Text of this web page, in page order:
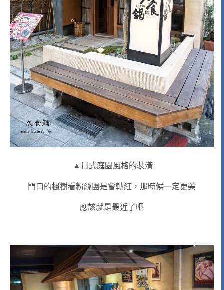
▲日式庭園風格的裝潢
門口的楓樹看粉絲團是會轉紅，那時候一定更美
應該就是最近了吧